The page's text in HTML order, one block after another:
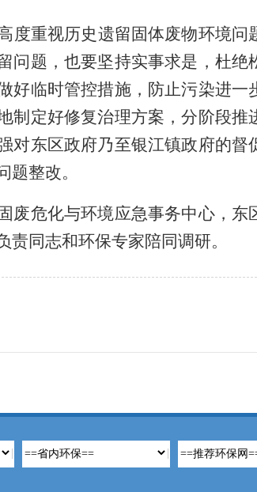
度重视历史遗留固体废物环境
问题，也要坚持实事求是，杜
好临时管控措施，防止污染进
制定好修复治理方案，分阶段
对东区政府乃至银江镇政府的督
整改。
危化与环境应急事务中心，东
责同志和环保专家陪同调研。